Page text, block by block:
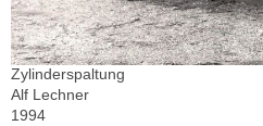
Zylinderspaltung
Alf Lechner
1994